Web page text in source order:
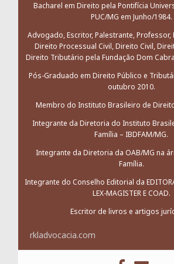
Bacharel em Direito pela Pontifícia
PUC/MG em Junho/1984.
Advogado, Escritor, Palestrante,
Direito Processual Civil, Direito Civil,
Direito Tributário pela Fundação Dom
Pós-Graduado em Direito Público e
outubro 2010.
Membro do Instituto Brasileiro de
Integrante da Diretoria do Instituto
Família – IBDFAM/MG.
Integrante da Diretoria da OAB/MG na
Família.
Integrante do Conselho Editorial da EDITORA
LEX-MAGISTER E COAD.
Escritor de livros e artigos
rkladvocacia.com